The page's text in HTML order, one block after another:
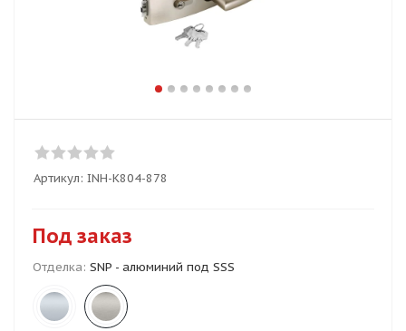
Артикул: INH-K804-878
Под заказ
Отделка: SNP - алюминий под SSS